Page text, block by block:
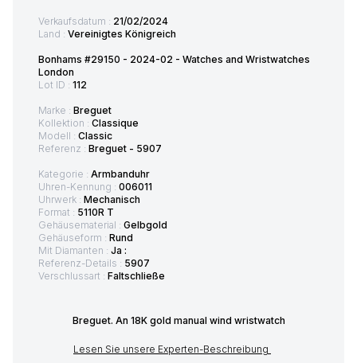
Verkaufsdatum : 21/02/2024
Land : Vereinigtes Königreich
Bonhams #29150 - 2024-02 - Watches and Wristwatches
London
Lot ID : 112
Marke : Breguet
Kollektion : Classique
Modell : Classic
Referenz : Breguet - 5907
Kategorie : Armbanduhr
Uhren-Kennung : 006011
Uhrwerk : Mechanisch
Format : 5110R T
Gehäusematerial : Gelbgold
Gehäuseform : Rund
Mit Diamanten : Ja :
Referenz-Details : 5907
Verschlussart : Faltschließe
Breguet. An 18K gold manual wind wristwatch
Lesen Sie unsere Experten-Beschreibung